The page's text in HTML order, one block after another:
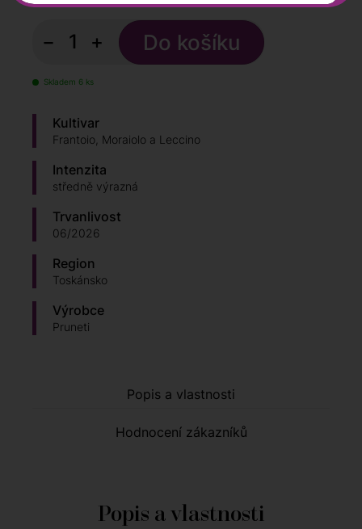
− +
Skladem 6 ks
Kultivar
Frantoio, Moraiolo a Leccino
Intenzita
středně výrazná
Trvanlivost
06/2026
Region
Toskánsko
Výrobce
Pruneti
Popis a vlastnosti
Hodnocení zákazníků
Popis a vlastnosti